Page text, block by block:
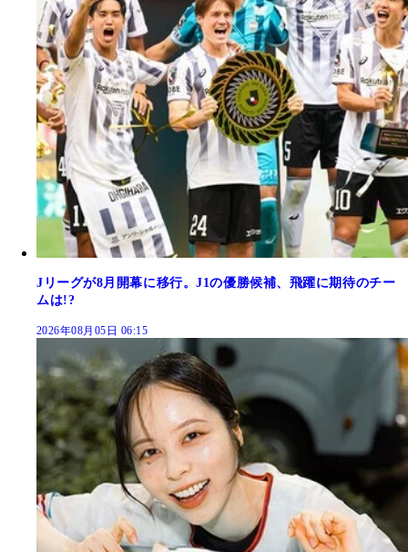
Jリーグが8月開幕に移行。J1の優勝候補、飛躍に期待のチー
ムは!?
2026年08月05日 06:15